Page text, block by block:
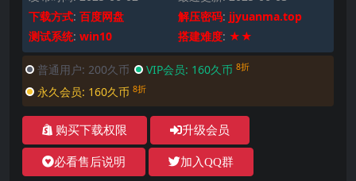
下载方式: 百度网盘 解压密码: jjyuanma.top
测试系统: win10 搭建难度: ★★
普通用户: 200久币 VIP会员: 160久币 8折
永久会员: 160久币 8折
购买下载权限 升级会员
必看售后说明 加入QQ群